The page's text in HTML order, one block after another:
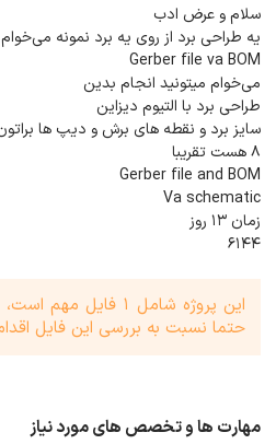
سلام و عرض ادب
یه طراحی برد از روی یه برد نمونه می‌خوام
Gerber file va BOM
می‌خوام میتونید انجام بدین
طراحی برد با التیوم دیزاین
8 هست تقریبا
Gerber file and BOM
Va schematic
زمان 13 روز
6144
این پروژه شامل 1
حتما نسبت به بررسی این فایل
مهارت ها و تخصص های مورد نیاز